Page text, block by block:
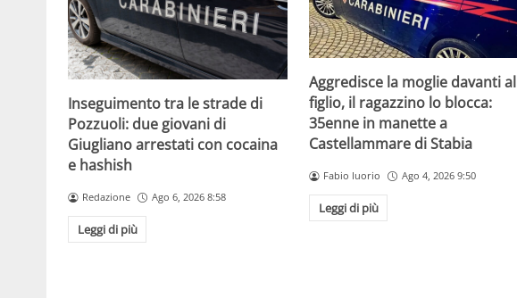
Inseguimento tra le strade di
Pozzuoli: due giovani di
Giugliano arrestati con cocaina
e hashish
Redazione Ago 6, 2026 8:58
Leggi di più
Aggredisce la moglie davanti al
figlio, il ragazzino lo blocca:
35enne in manette a
Castellammare di Stabia
Fabio Iuorio Ago 4, 2026 9:50
Leggi di più